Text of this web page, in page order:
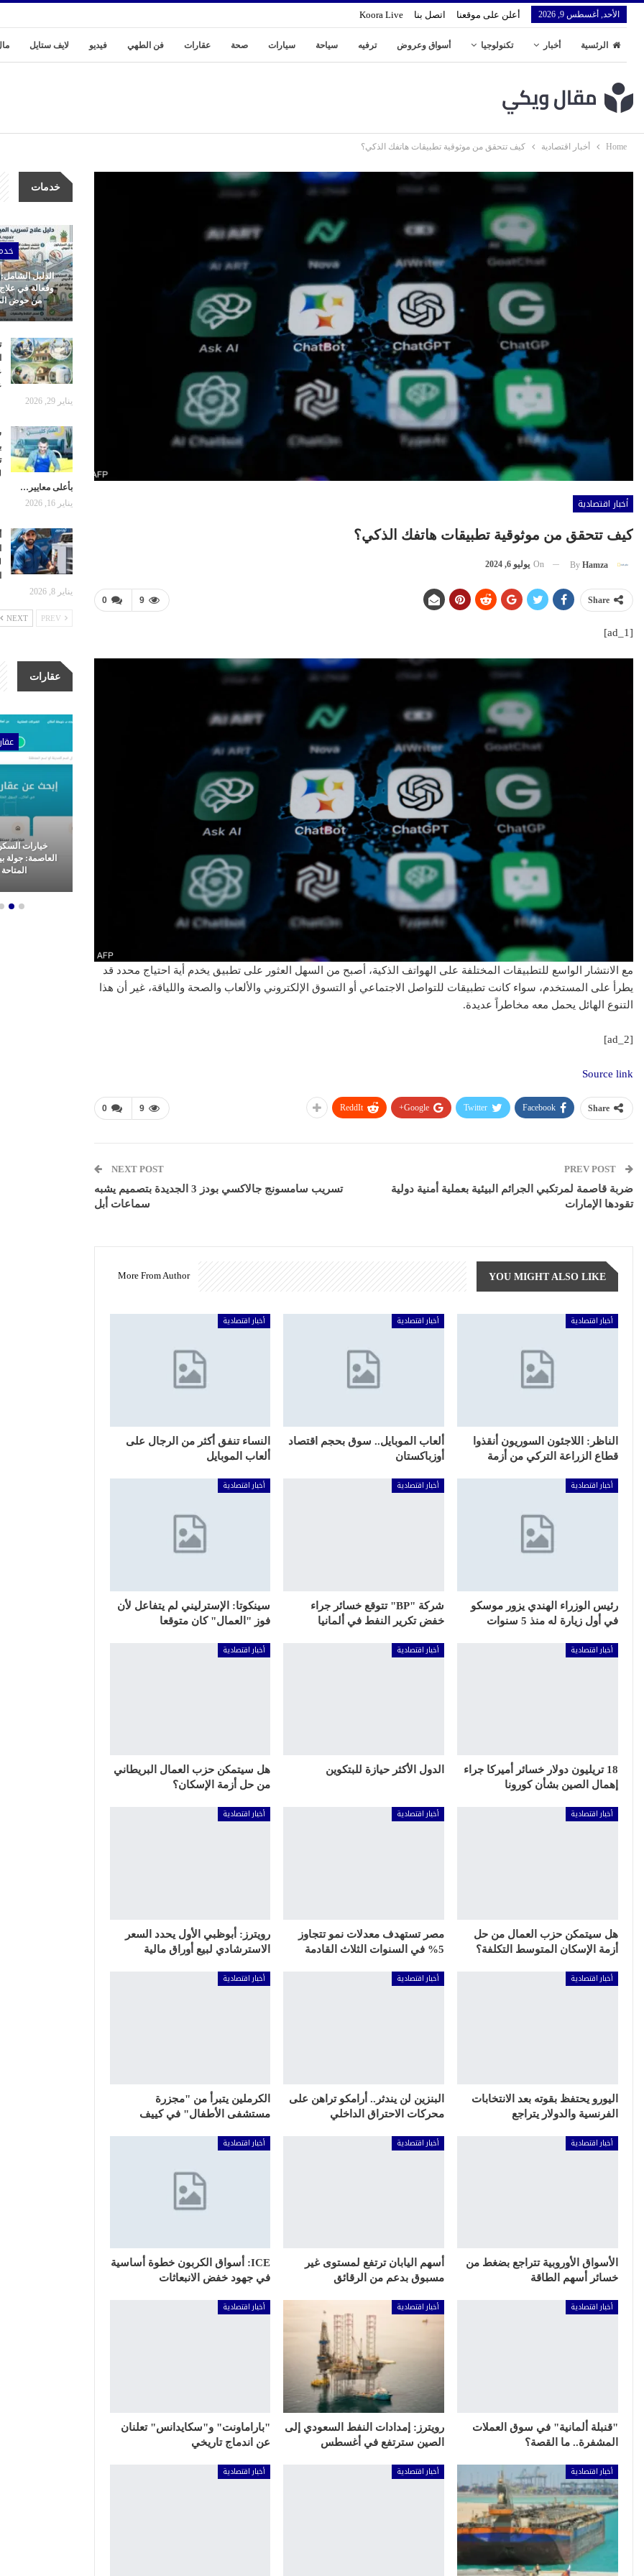
الأحد, أغسطس 9, 2026 أعلن على موقعنا اتصل بنا Koora Live
الرئسية أخبار تكنولوجيا أسواق وعروض ترفيه سياحة سيارات صحة عقارات فن الطهي فيديو لايف ستايل
Home أخبار اقتصادية كيف تتحقق من موثوقية تطبيقات هاتفك الذكي؟
أخبار اقتصادية
كيف تتحقق من موثوقية تطبيقات هاتفك الذكي؟
By Hamza
On يوليو 6, 2024
0 9 Share
[ad_1]
مع الانتشار الواسع للتطبيقات المختلفة على الهواتف الذكية، أصبح من السهل العثور على تطبيق يخدم أية احتياج محدد قد
يطرأ على المستخدم، سواء كانت تطبيقات للتواصل الاجتماعي أو التسوق الإلكتروني والألعاب والصحة واللياقة، غير أن هذا
التنوع الهائل يحمل معه مخاطراً عديدة.
[ad_2]
Source link
0 9 Share
Facebook
Twitter
Google+
ReddIt
ضربة قاصمة لمرتكبي الجرائم البيئية بعملية أمنية دولية
تقودها الإمارات
NEXT POST
تسريب سامسونج جالاكسي بودز 3 الجديدة بتصميم يشبه
سماعات أبل
YOU MIGHT ALSO LIKE
More From Author
أخبار اقتصادية
الناظر: اللاجئون السوريون أنقذوا
قطاع الزراعة التركي من أزمة
أخبار اقتصادية
ألعاب الموبايل.. سوق بحجم اقتصاد
أوزباكستان
أخبار اقتصادية
النساء تنفق أكثر من الرجال على
ألعاب الموبايل
أخبار اقتصادية
رئيس الوزراء الهندي يزور موسكو
في أول زيارة له منذ 5 سنوات
أخبار اقتصادية
شركة "BP" تتوقع خسائر جراء
خفض تكرير النفط في ألمانيا
أخبار اقتصادية
سينكوتا: الإسترليني لم يتفاعل لأن
فوز "العمال" كان متوقعا
أخبار اقتصادية
18 تريليون دولار خسائر أميركا جراء
إهمال الصين بشأن كورونا
أخبار اقتصادية
الدول الأكثر حيازة للبتكوين
أخبار اقتصادية
هل سيتمكن حزب العمال البريطاني
من حل أزمة الإسكان؟
أخبار اقتصادية
هل سيتمكن حزب العمال من حل
أزمة الإسكان المتوسط التكلفة؟
أخبار اقتصادية
مصر تستهدف معدلات نمو تتجاوز
5% في السنوات الثلاث القادمة
أخبار اقتصادية
رويترز: أبوظبي الأول يحدد السعر
الاسترشادي لبيع أوراق مالية
أخبار اقتصادية
اليورو يحتفظ بقوته بعد الانتخابات
الفرنسية والدولار يتراجع
أخبار اقتصادية
البنزين لن يندثر.. أرامكو تراهن على
محركات الاحتراق الداخلي
أخبار اقتصادية
الكرملين يتبرأ من "مجزرة
مستشفى الأطفال" في كييف
أخبار اقتصادية
الأسواق الأوروبية تتراجع بضغط من
خسائر أسهم الطاقة
أخبار اقتصادية
أسهم اليابان ترتفع لمستوى غير
مسبوق بدعم من الرقائق
أخبار اقتصادية
ICE: أسواق الكربون خطوة أساسية
في جهود خفض الانبعاثات
أخبار اقتصادية
"قنبلة ألمانية" في سوق العملات
المشفرة.. ما القصة؟
أخبار اقتصادية
رويترز: إمدادات النفط السعودي إلى
الصين سترتفع في أغسطس
أخبار اقتصادية
"باراماونت" و"سكايدانس" تعلنان
عن اندماج تاريخي
أخبار اقتصادية أخبار اقتصادية أخبار اقتصادية
خدمات
الدليل
وفعالة في
من حوض
يناير 29, 2026
بأعلى معايير…
يناير 16, 2026
يناير 8, 2026
NEXT
عقارات
عقارات
تطبيق سكن العقاري: ثورة
رقمية في عالم العقارات
العقاري.. ريادة وتميز في غرب
خيارات
العاصمة: جولة
المتاحة